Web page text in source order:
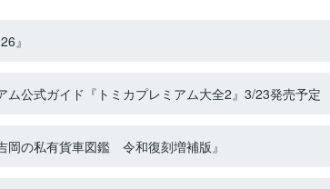
』
ム公式ガイド『トミカプレミアム大全2』3/23発売予定
岡の私有貨車図鑑 令和復刻増補版』